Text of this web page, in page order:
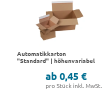
Automatikkarton
"Standard" | höhenvariabel
ab 0,45 €
pro Stück inkl. MwSt.